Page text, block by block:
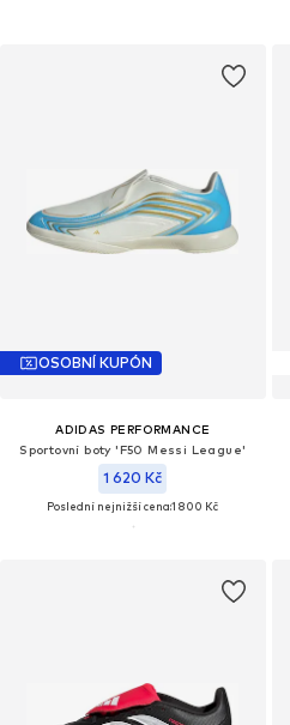
OSOBNÍ KUPÓN
ADIDAS PERFORMANCE
Sportovní boty 'F50 Messi League'
1 620 Kč
Poslední nejnižší cena:1 800 Kč